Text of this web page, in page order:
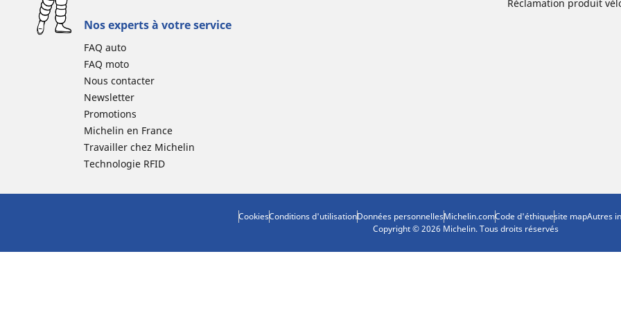
Réclamation produit
Nos experts à votre service
FAQ auto
FAQ moto
Nous contacter
Newsletter
Promotions
Michelin en France
Travailler chez Michelin
Technologie RFID
CookiesConditions d'utilisationDonnées personnellesMichelin.comCode d'éthiquesite mapAutres
Copyright © 2026 Michelin. Tous droits réservés